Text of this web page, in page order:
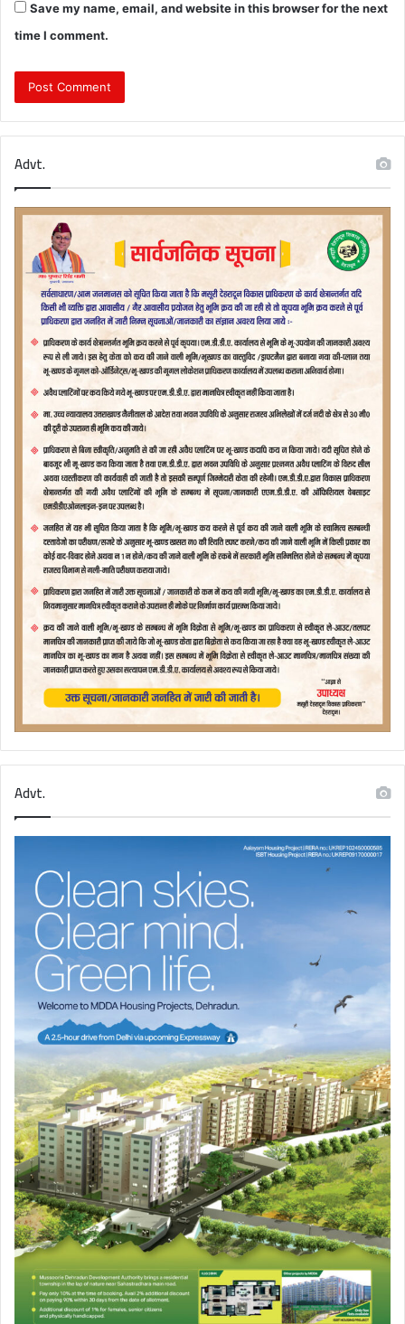
Save my name, email, and website in this browser for the next
time I comment.
Advt.
Advt.